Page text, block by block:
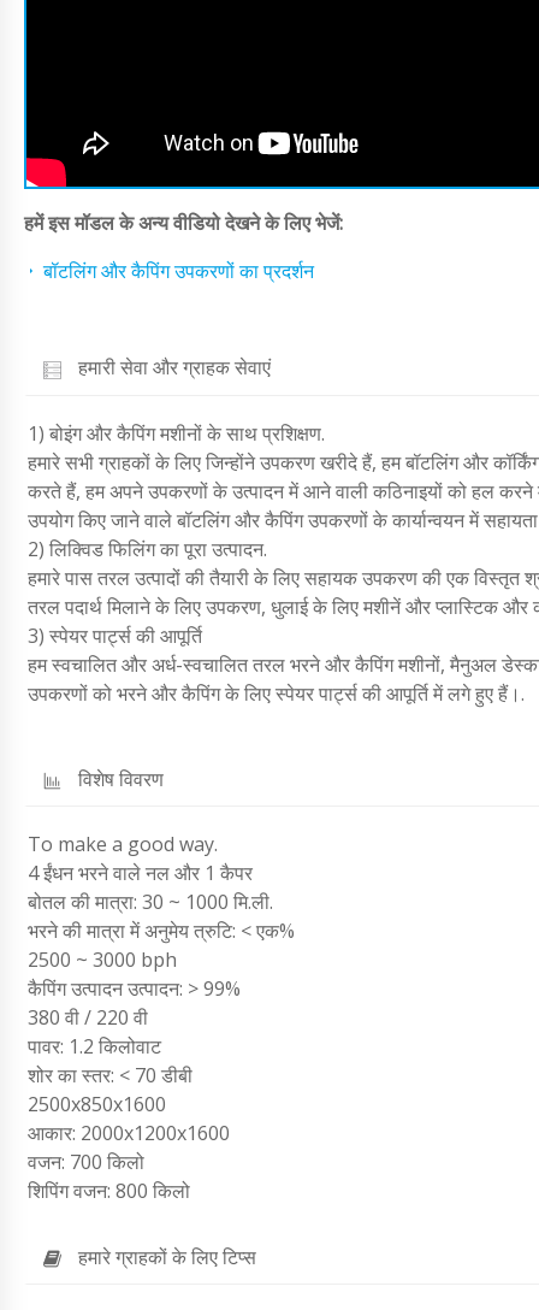
हमें इस मॉडल के अन्य वीडियो देखने के लिए भेजें:
बॉटलिंग और कैपिंग उपकरणों का प्रदर्शन
हमारी सेवा और ग्राहक सेवाएं
1) बोइंग और कैपिंग मशीनों के साथ प्रशिक्षण.
हमारे सभी ग्राहकों के लिए जिन्होंने उपकरण खरीदे हैं, हम बॉटलिंग और
करते हैं, हम अपने उपकरणों के उत्पादन में आने वाली कठिनाइयों को हल करने
उपयोग किए जाने वाले बॉटलिंग और कैपिंग उपकरणों के कार्यान्वयन में
2) लिक्विड फिलिंग का पूरा उत्पादन.
हमारे पास तरल उत्पादों की तैयारी के लिए सहायक उपकरण की एक
तरल पदार्थ मिलाने के लिए उपकरण, धुलाई के लिए मशीनें और प्लास्टिक
3) स्पेयर पार्ट्स की आपूर्ति
हम स्वचालित और अर्ध-स्वचालित तरल भरने और कैपिंग मशीनों, मैनुअल
उपकरणों को भरने और कैपिंग के लिए स्पेयर पार्ट्स की आपूर्ति में लगे हुए हैं।.
विशेष विवरण
To make a good way.
4 ईंधन भरने वाले नल और 1 कैपर
बोतल की मात्रा: 30 ~ 1000 मि.ली.
भरने की मात्रा में अनुमेय त्रुटि: < एक%
2500 ~ 3000 bph
कैपिंग उत्पादन उत्पादन: > 99%
380 वी / 220 वी
पावर: 1.2 किलोवाट
शोर का स्तर: < 70 डीबी
2500x850x1600
आकार: 2000x1200x1600
वजन: 700 किलो
शिपिंग वजन: 800 किलो
हमारे ग्राहकों के लिए टिप्स